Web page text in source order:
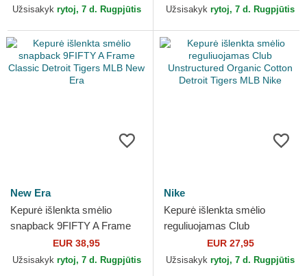
Era
Užsisakyk rytoj, 7 d. Rugpjūtis
Detroit Tigers MLB New Era
Užsisakyk rytoj, 7 d. Rugpjūtis
New Era
Kepurė išlenkta smėlio
snapback 9FIFTY A Frame
Classic Detroit Tigers MLB
New Era
EUR 38,95
Užsisakyk rytoj, 7 d. Rugpjūtis
Nike
Kepurė išlenkta smėlio
reguliuojamas Club
Unstructured Organic Cotton
Detroit Tigers MLB Nike
EUR 27,95
Užsisakyk rytoj, 7 d. Rugpjūtis